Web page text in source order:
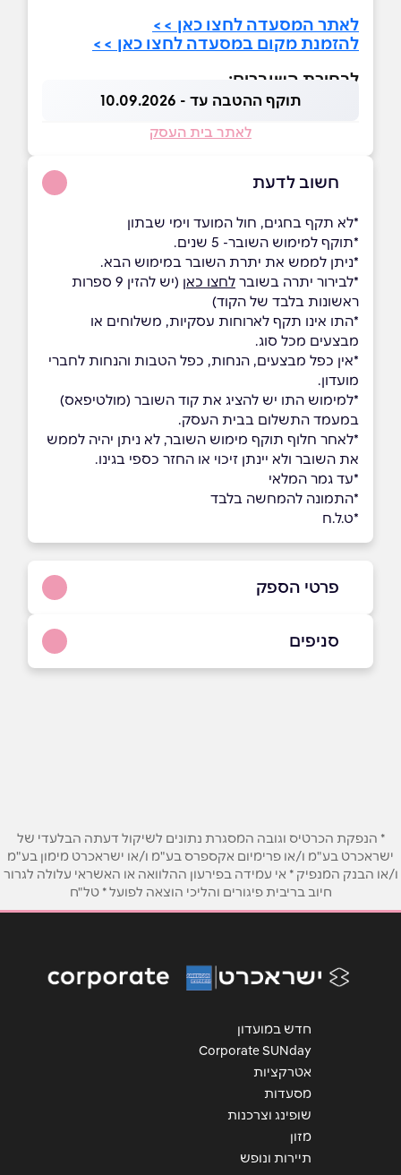
לאתר המסעדה לחצו כאן >>
להזמנת מקום במסעדה לחצו כאן >>
לבחירת השוברים:
תוקף ההטבה עד - 10.09.2026
לאתר בית העסק
חשוב לדעת
*לא תקף בחגים, חול המועד וימי שבתון
*תוקף למימוש השובר- 5 שנים.
*ניתן לממש את יתרת השובר במימוש הבא.
*לבירור יתרה בשובר לחצו כאן
(יש להזין 9 ספרות
ראשונות בלבד של הקוד)
*התו אינו תקף לארוחות עסקיות, משלוחים או
מבצעים מכל סוג.
*אין כפל מבצעים, הנחות, כפל הטבות והנחות לחברי
מועדון.
*למימוש התו יש להציג את קוד השובר (מולטיפאס)
במעמד התשלום בבית העסק.
*לאחר חלוף תוקף מימוש השובר, לא ניתן יהיה לממש
את השובר ולא יינתן זיכוי או החזר כספי בגינו.
*עד גמר המלאי
*התמונה להמחשה בלבד
*ט.ל.ח
פרטי הספק
באתר בפייסבוק באינסטגרם
אימייל*
אנא חזרו אלי בקשר ל...
סניפים
* הנפקת הכרטיס וגובה המסגרת נתונים לשיקול דעתה הבלעדי של
ישראכרט בע"מ ו/או פרימיום אקספרס בע"מ ו/או ישראכרט מימון בע"מ
ו/או הבנק המנפיק * אי עמידה בפירעון ההלוואה או האשראי עלולה לגרור
חיוב בריבית פיגורים והליכי הוצאה לפועל * טל"ח
חדש במועדון
Corporate SUNday
אטרקציות
מסעדות
שופינג וצרכנות
מזון
תיירות ונופש